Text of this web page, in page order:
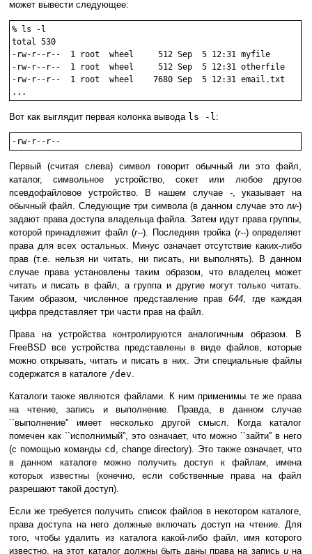
может вывести следующее:
%
ls -l
total 530
-rw-r--r--  1 root  wheel     512 Sep  5 12:31 myfile
-rw-r--r--  1 root  wheel     512 Sep  5 12:31 otherfile
-rw-r--r--  1 root  wheel    7680 Sep  5 12:31 email.txt
Вот как выглядит первая колонка вывода ls -l:
Первый (считая слева) символ говорит обычный ли это файл,
каталог, символьное устройство, сокет или любое другое
псевдофайловое устройство. В нашем случае -, указывает на
обычный файл. Следующие три символа (в данном случае это rw-)
задают права доступа владельца файла. Затем идут права группы,
которой принадлежит файл (r--). Последняя тройка (r--) определяет
права для всех остальных. Минус означает отсутствие каких-либо
прав (т.е. нельзя ни читать, ни писать, ни выполнять). В данном
случае права установлены таким образом, что владелец может
читать и писать в файл, а группа и другие могут только читать.
Таким образом, численное представление прав644, где каждая
цифра представляет три части прав на файл.
Права на устройства контролируются аналогичным образом. В
FreeBSD все устройства представлены в виде файлов, которые
можно открывать, читать и писать в них. Эти специальные файлы
содержатся в каталоге /dev.
Каталоги также являются файлами. К ним применимы те же права
на чтение, запись и выполнение. Правда, в данном случае
``выполнение'' имеет несколько другой смысл. Когда каталог
помечен как ``исполнимый'', это означает, что можно ``зайти'' в него
(с помощью команды cd , change directory). Это также означает, что
в данном каталоге можно получить доступ к файлам, имена
которых известны (конечно, если собственные права на файл
разрешают такой доступ).
Если же требуется получить список файлов в некотором каталоге,
права доступа на него должные включать доступ на чтение. Для
того, чтобы удалить из каталога какой-либо файл, имя которого
известно, на этот каталог должны быть даны права на запись ина